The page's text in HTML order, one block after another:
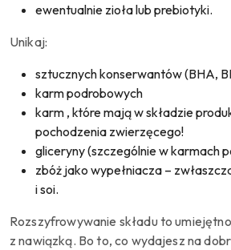
ewentualnie zioła lub prebiotyki.
Unikaj:
sztucznych konserwantów (BHA,
karm podrobowych
karm , które mają w składzie
pochodzenia zwierzęcego!
gliceryny (szczególnie w karmach
zbóż jako wypełniacza –
i soi.
Rozszyfrowywanie składu to
z nawiązką. Bo to, co wydajesz na